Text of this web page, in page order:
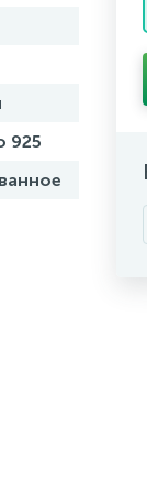
925